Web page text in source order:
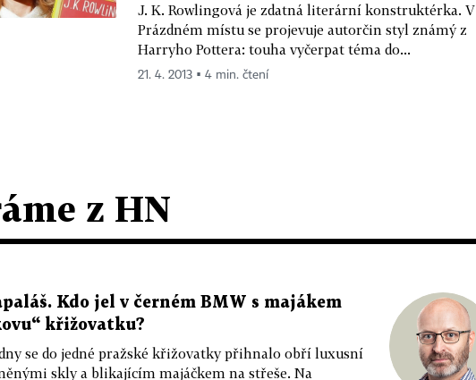
J. K. Rowlingová je zdatná literární konstruktérka. V
Prázdném místu se projevuje autorčin styl známý z
Harryho Pottera: touha vyčerpat téma do...
21. 4. 2013 ▪ 4 min. čtení
z HN
Kdo jel v černém BMW s majákem
křižovatku?
se do jedné pražské křižovatky přihnalo obří luxusní
skly a blikajícím majáčkem na střeše. Na